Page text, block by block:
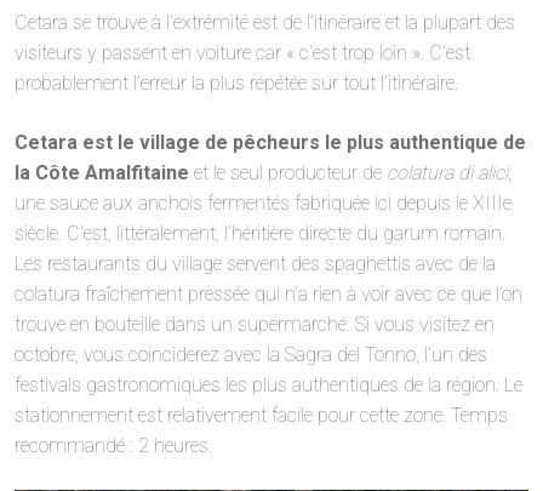
Cetara se trouve à l’extrémité est de l’itinéraire et la plupart des
visiteurs y passent en voiture car « c’est trop loin ». C’est
probablement l’erreur la plus répétée sur tout l’itinéraire.
Cetara est le village de pêcheurs le plus authentique de
la Côte Amalfitaine et le seul producteur de colatura di alici,
une sauce aux anchois fermentés fabriquée ici depuis le XIIIe
siècle. C’est, littéralement, l’héritière directe du garum romain.
Les restaurants du village servent des spaghettis avec de la
colatura fraîchement pressée qui n’a rien à voir avec ce que l’on
trouve en bouteille dans un supermarché. Si vous visitez en
octobre, vous coinciderez avec la Sagra del Tonno, l’un des
festivals gastronomiques les plus authentiques de la région. Le
stationnement est relativement facile pour cette zone. Temps
recommandé : 2 heures.